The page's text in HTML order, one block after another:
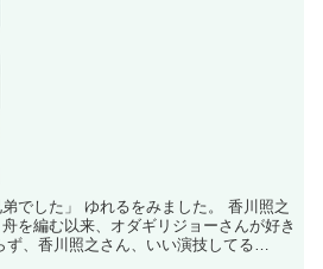
でした」 ゆれるをみました。 香川照之
を編む以来、オダギリジョーさんが好き
、香川照之さん、いい演技してる